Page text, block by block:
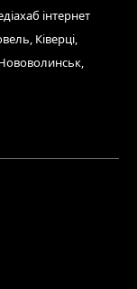
інтернет
Ківерці,